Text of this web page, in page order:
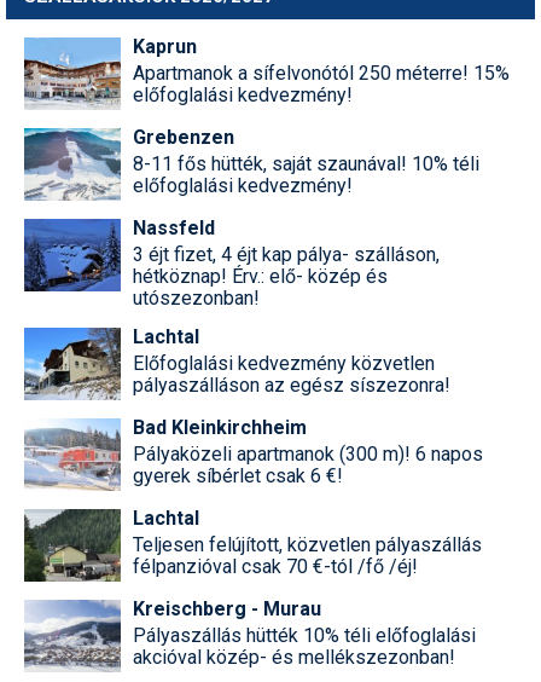
Kaprun
Apartmanok a sífelvonótól 250 méterre! 15%
előfoglalási kedvezmény!
Grebenzen
8-11 fős hütték, saját szaunával! 10% téli
előfoglalási kedvezmény!
Nassfeld
3 éjt fizet, 4 éjt kap pálya- szálláson,
hétköznap! Érv.: elő- közép és
utószezonban!
Lachtal
Előfoglalási kedvezmény közvetlen
pályaszálláson az egész síszezonra!
Bad Kleinkirchheim
Pályaközeli apartmanok (300 m)! 6 napos
gyerek síbérlet csak 6 €!
Lachtal
Teljesen felújított, közvetlen pályaszállás
félpanzióval csak 70 €-tól /fő /éj!
Kreischberg - Murau
Pályaszállás hütték 10% téli előfoglalási
akcióval közép- és mellékszezonban!